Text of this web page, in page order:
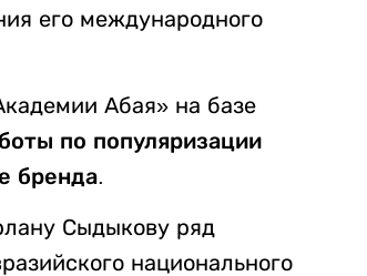
его международного
Абая» на базе
по популяризации
бренда.
Сыдыкову ряд
национального